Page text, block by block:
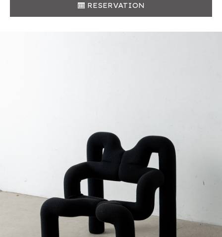
RESERVATION